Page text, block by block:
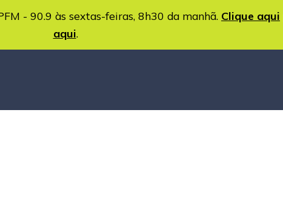
- 90.9 às sextas-feiras, 8h30 da manhã. Clique aqui
aqui.